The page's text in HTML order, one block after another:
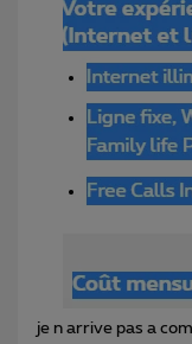
je n arrive pas a